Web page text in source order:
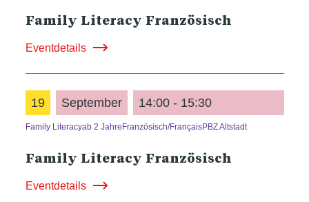
Family Literacy Französisch
Eventdetails
19 September 14:00 - 15:30
Family Literacyab 2 Jahre Französisch/FrançaisPBZ Altstadt
Family Literacy Französisch
Eventdetails